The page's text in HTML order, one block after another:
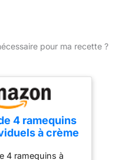
pour ma recette ?
4 ramequins
à crème
- Passe
4 ramequins à